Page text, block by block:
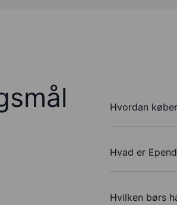
Hvordan
Hvad er
Hvilken børs